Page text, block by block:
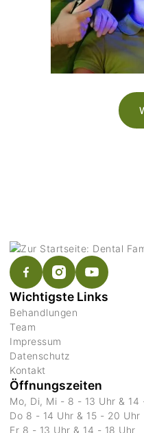
Wichtigste Links
Behandlungen
Team
Impressum
Datenschutz
Kontakt
Öffnungszeiten
Mo, Di, Mi - 8 - 13 Uhr & 14
Do 8 - 14 Uhr & 15 - 20 Uhr
Fr 8 - 13 Uhr & 14 - 18 Uhr